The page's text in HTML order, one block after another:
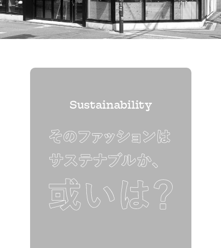
Sustainability